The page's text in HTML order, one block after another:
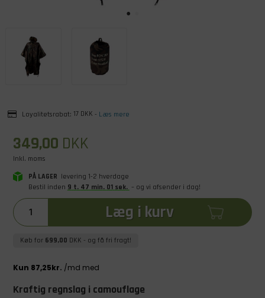
Loyalitetsrabat: 17 DKK - Læs mere
349,00 DKK
Inkl. moms
PÅ LAGER levering 1-2 hverdage
Bestil inden 9 t. 47 min. 00 sek. – og vi afsender i dag!
Læg i kurv
Køb for 699,00 DKK - og få fri fragt!
Kraftig regnslag i camouflage